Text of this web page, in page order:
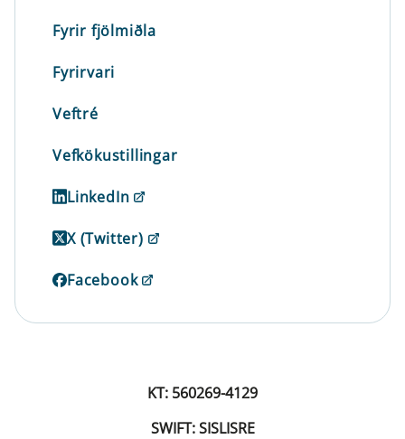
Fyrir fjölmiðla
Fyrirvari
Veftré
Vefkökustillingar
LinkedIn
X (Twitter)
Facebook
KT: 560269-4129
SWIFT: SISLISRE